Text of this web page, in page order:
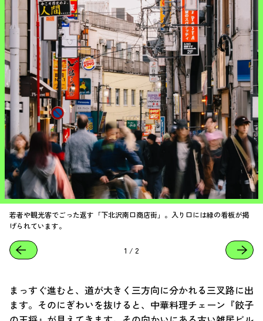
若者や観光客でごった返す「下北沢南口商店街」。入り口には緑の看板が掲
げられています。
1 / 2
まっすぐ進むと、道が大きく三方向に分かれる三叉路に出
ます。そのにぎわいを抜けると、中華料理チェーン『餃子